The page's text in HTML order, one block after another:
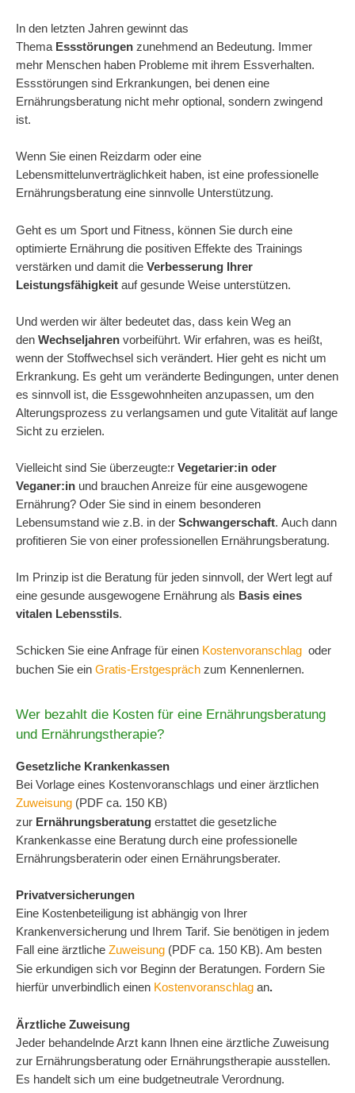
In den letzten Jahren gewinnt das
Thema Essstörungen zunehmend an Bedeutung. Immer
mehr Menschen haben Probleme mit ihrem Essverhalten.
Essstörungen sind Erkrankungen, bei denen eine
Ernährungsberatung nicht mehr optional, sondern zwingend
ist.
Wenn Sie einen Reizdarm oder eine
Lebensmittelunverträglichkeit haben, ist eine professionelle
Ernährungsberatung eine sinnvolle Unterstützung.
Geht es um Sport und Fitness, können Sie durch eine
optimierte Ernährung die positiven Effekte des Trainings
verstärken und damit die Verbesserung Ihrer
Leistungsfähigkeit auf gesunde Weise unterstützen.
Und werden wir älter bedeutet das, dass kein Weg an
den Wechseljahren vorbeiführt. Wir erfahren, was es heißt,
wenn der Stoffwechsel sich verändert. Hier geht es nicht um
Erkrankung. Es geht um veränderte Bedingungen, unter denen
es sinnvoll ist, die Essgewohnheiten anzupassen, um den
Alterungsprozess zu verlangsamen und gute Vitalität auf lange
Sicht zu erzielen.
Vielleicht sind Sie überzeugte:r Vegetarier:in oder
Veganer:in und brauchen Anreize für eine ausgewogene
Ernährung? Oder Sie sind in einem besonderen
Lebensumstand wie z.B. in der Schwangerschaft. Auch dann
profitieren Sie von einer professionellen Ernährungsberatung.
Im Prinzip ist die Beratung für jeden sinnvoll, der Wert legt auf
eine gesunde ausgewogene Ernährung als Basis eines
vitalen Lebensstils.
Schicken Sie eine Anfrage für einen Kostenvoranschlag oder
buchen Sie ein Gratis-Erstgespräch zum Kennenlernen.
Wer bezahlt die Kosten für eine Ernährungsberatung
und Ernährungstherapie?
Gesetzliche Krankenkassen
Bei Vorlage eines Kostenvoranschlags und einer ärztlichen
Zuweisung (PDF ca. 150 KB)
zur Ernährungsberatung erstattet die gesetzliche
Krankenkasse eine Beratung durch eine professionelle
Ernährungsberaterin oder einen Ernährungsberater.
Privatversicherungen
Eine Kostenbeteiligung ist abhängig von Ihrer
Krankenversicherung und Ihrem Tarif. Sie benötigen in jedem
Fall eine ärztliche Zuweisung (PDF ca. 150 KB). Am besten
Sie erkundigen sich vor Beginn der Beratungen. Fordern Sie
hierfür unverbindlich einen Kostenvoranschlag an.
Ärztliche Zuweisung
Jeder behandelnde Arzt kann Ihnen eine ärztliche Zuweisung
zur Ernährungsberatung oder Ernährungstherapie ausstellen.
Es handelt sich um eine budgetneutrale Verordnung.